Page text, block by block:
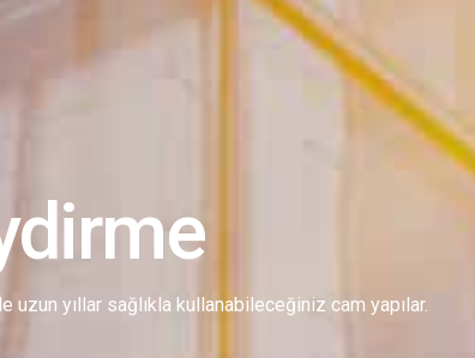
yıllar sağlıkla kullanabileceğiniz cam yapılar.